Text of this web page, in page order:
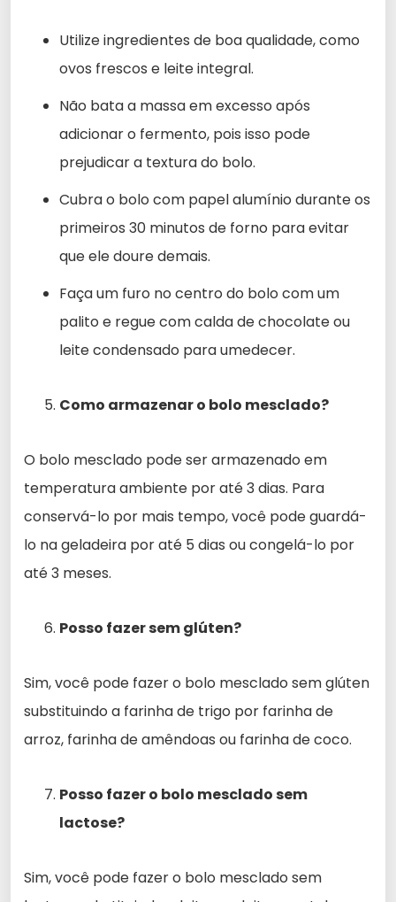
Utilize ingredientes de boa qualidade, como
ovos frescos e leite integral.
Não bata a massa em excesso após
adicionar o fermento, pois isso pode
prejudicar a textura do bolo.
Cubra o bolo com papel alumínio durante os
primeiros 30 minutos de forno para evitar
que ele doure demais.
Faça um furo no centro do bolo com um
palito e regue com calda de chocolate ou
leite condensado para umedecer.
Como armazenar o bolo mesclado?
O bolo mesclado pode ser armazenado em
temperatura ambiente por até 3 dias. Para
conservá-lo por mais tempo, você pode guardá-
lo na geladeira por até 5 dias ou congelá-lo por
até 3 meses.
Posso fazer sem glúten?
Sim, você pode fazer o bolo mesclado sem glúten
substituindo a farinha de trigo por farinha de
arroz, farinha de amêndoas ou farinha de coco.
Posso fazer o bolo mesclado sem
lactose?
Sim, você pode fazer o bolo mesclado sem